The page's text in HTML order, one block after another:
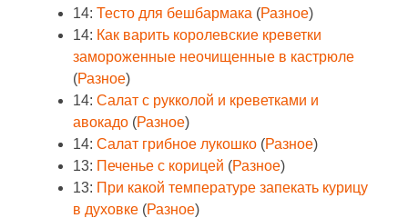
14: Тесто для бешбармака (Разное)
14: Как варить королевские креветки
замороженные неочищенные в кастрюле
(Разное)
14: Салат с рукколой и креветками и
авокадо (Разное)
14: Салат грибное лукошко (Разное)
13: Печенье с корицей (Разное)
13: При какой температуре запекать курицу
в духовке (Разное)